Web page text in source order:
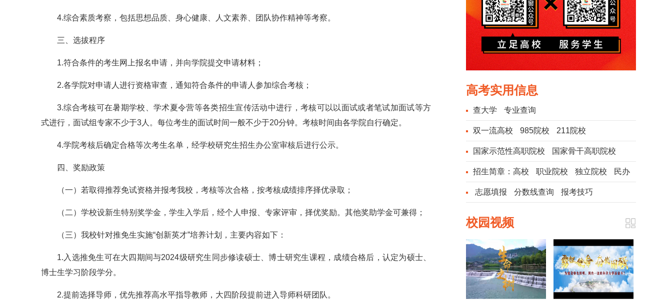
4.综合素质考察，包括思想品质、身心健康、人文素养、团队协作精神等考察。
三、选拔程序
1.符合条件的考生网上报名申请，并向学院提交申请材料；
2.各学院对申请人进行资格审查，通知符合条件的申请人参加综合考核；
3.综合考核可在暑期学校、学术夏令营等各类招生宣传活动中进行，考核可以以面试或者笔试加面试等方
式进行，面试组专家不少于3人。每位考生的面试时间一般不少于20分钟。考核时间由各学院自行确定。
4.学院考核后确定合格等次考生名单，经学校研究生招生办公室审核后进行公示。
四、奖励政策
（一）若取得推荐免试资格并报考我校，考核等次合格，按考核成绩排序择优录取；
（二）学校设新生特别奖学金，学生入学后，经个人申报、专家评审，择优奖励。其他奖助学金可兼得；
（三）我校针对推免生实施“创新英才”培养计划，主要内容如下：
1.入选推免生可在大四期间与2024级研究生同步修读硕士、博士研究生课程，成绩合格后，认定为硕士、
博士生学习阶段学分。
2.提前选择导师，优先推荐高水平指导教师，大四阶段提前进入导师科研团队。
高考实用信息
查大学 专业查询
双一流高校 985院校 211院校
国家示范性高职院校 国家骨干高职院校
招生简章： 高校 职业院校 独立院校 民办
院校志愿填报 分数线查询 报考技巧
校园视频